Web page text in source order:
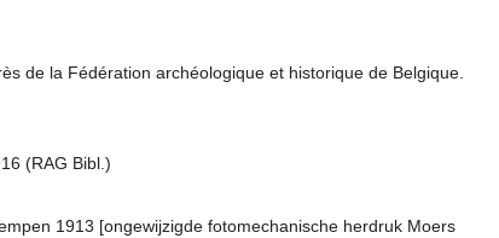
de la Fédération archéologique et historique de Belgique.
(RAG Bibl.)
1913 [ongewijzigde fotomechanische herdruk Moers